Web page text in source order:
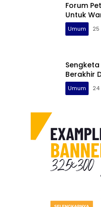
Forum
Untuk
Umum
Berakhir
Umum